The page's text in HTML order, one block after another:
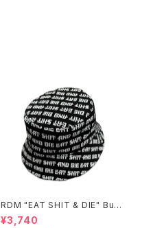
RDM "EAT SHIT & DIE" Buc
ket Hat
¥3,740